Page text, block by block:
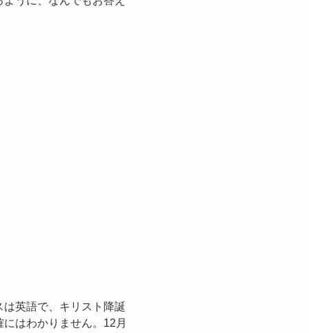
英語で、キリスト降誕
はわかりません。12月